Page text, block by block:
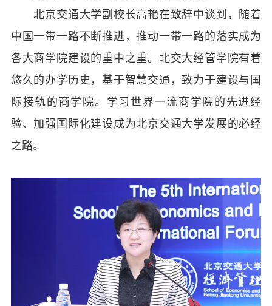
北京交通大学副校长高艳在致辞中谈到，随着
中国一带一路不断推进，推动一带一路的落实成为
各大商学院建设的重中之重。北交大经管学院有着
悠久的办学历史，基于智慧交通，致力于建设与国
际接轨的商学院。学习世界一流商学院的先进经
验、加强国际化建设成为北京交通大学发展的必经
之路。